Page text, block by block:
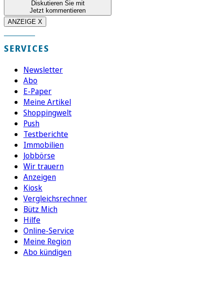
Diskutieren Sie mit
Jetzt kommentieren
ANZEIGE X
SERVICES
Newsletter
Abo
E-Paper
Meine Artikel
Shoppingwelt
Push
Testberichte
Immobilien
Jobbörse
Wir trauern
Anzeigen
Kiosk
Vergleichsrechner
Bütz Mich
Hilfe
Online-Service
Meine Region
Abo kündigen